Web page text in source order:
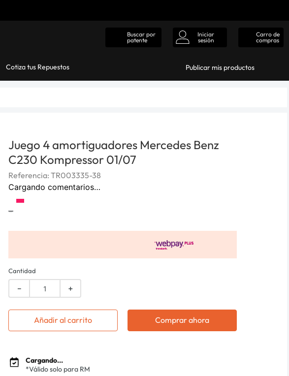
Buscar por
patente
Iniciar
sesión
Carro de
compras
Cotiza tus Repuestos Publicar mis productos
Juego 4 amortiguadores Mercedes Benz
C230 Kompressor 01/07
Referencia: TR003335-38
Cargando comentarios…
-
Cantidad
＋
－
Añadir al carrito Comprar ahora
Cargando...
*Válido solo para RM